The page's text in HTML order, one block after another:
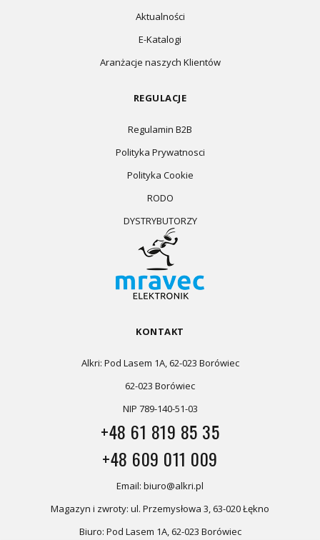
Aktualności
E-Katalogi
Aranżacje naszych Klientów
REGULACJE
Regulamin B2B
Polityka Prywatnosci
Polityka Cookie
RODO
DYSTRYBUTORZY
KONTAKT
Alkri: Pod Lasem 1A, 62-023 Borówiec
62-023 Borówiec
NIP 789-140-51-03
+48 61 819 85 35
+48 609 011 009
Email: biuro@alkri.pl
Magazyn i zwroty: ul. Przemysłowa 3, 63-020 Łękno
Biuro: Pod Lasem 1A, 62-023 Borówiec